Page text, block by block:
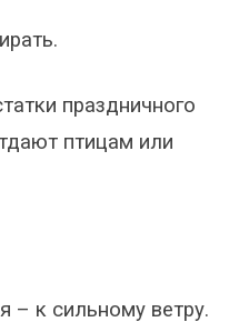
праздничного
птицам или
– к сильному ветру.